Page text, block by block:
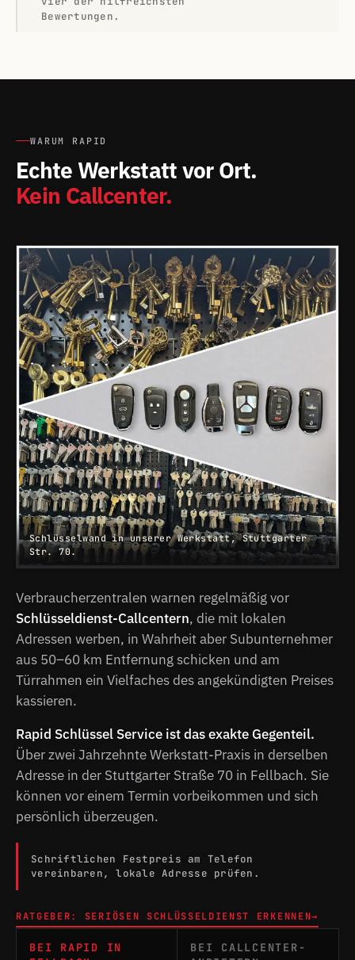
Bewertungen.
WARUM RAPID
Echte Werkstatt vor Ort.
Kein Callcenter.
Schlüsselwand in unserer Werkstatt, Stuttgarter
Str. 70.
Verbraucherzentralen warnen regelmäßig vor
Schlüsseldienst-Callcentern, die mit lokalen
Adressen werben, in Wahrheit aber Subunternehmer
aus 50–60 km Entfernung schicken und am
Türrahmen ein Vielfaches des angekündigten Preises
kassieren.
Rapid Schlüssel Service ist das exakte Gegenteil.
Über zwei Jahrzehnte Werkstatt-Praxis in derselben
Adresse in der Stuttgarter Straße 70 in Fellbach. Sie
können vor einem Termin vorbeikommen und sich
persönlich überzeugen.
Schriftlichen Festpreis am Telefon
vereinbaren, lokale Adresse prüfen.
RATGEBER: SERIÖSEN SCHLÜSSELDIENST ERKENNEN→
BEI RAPID IN
BEI CALLCENTER-